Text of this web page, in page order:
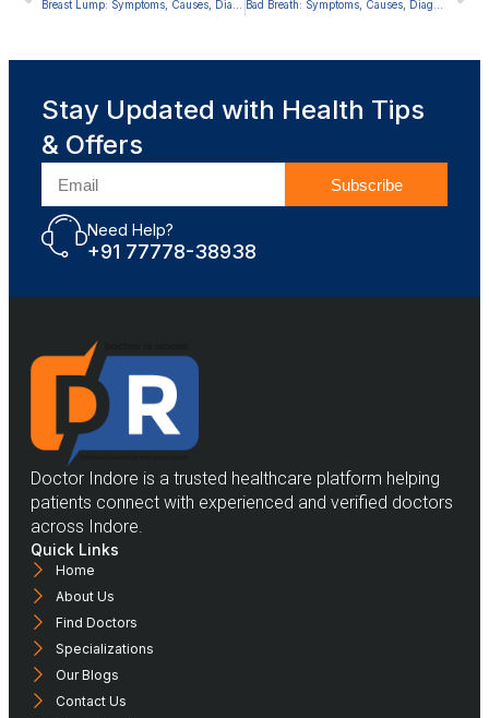
Stay Updated with Health Tips
& Offers
Subscribe
Need Help?
+91 77778-38938
Doctor Indore is a trusted healthcare platform helping
patients connect with experienced and verified doctors
across Indore.
Quick Links
Home
About Us
Find Doctors
Specializations
Our Blogs
Contact Us